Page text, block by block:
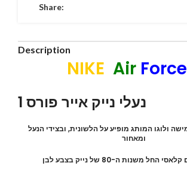
Share:
Description
NIKE Air Force
ומאחור